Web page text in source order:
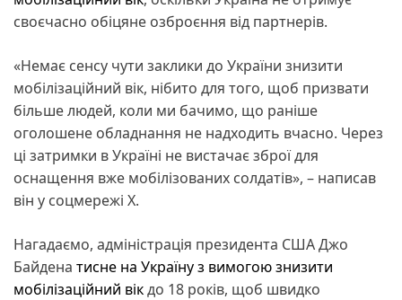
своєчасно обіцяне озброєння від партнерів.
«Немає сенсу чути заклики до України знизити
мобілізаційний вік, нібито для того, щоб призвати
більше людей, коли ми бачимо, що раніше
оголошене обладнання не надходить вчасно. Через
ці затримки в Україні не вистачає зброї для
оснащення вже мобілізованих солдатів», – написав
він у соцмережі Х.
Нагадаємо, адміністрація президента США Джо
Байдена тисне на Україну з вимогою знизити
мобілізаційний вікдо 18 років, щоб швидко